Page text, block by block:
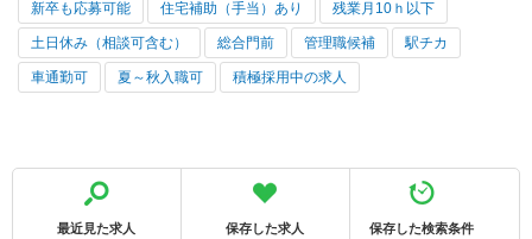
新卒も応募可能 住宅補助（手当）あり 残業月10ｈ以下
土日休み（相談可含む） 総合門前 管理職候補 駅チカ
車通勤可 夏～秋入職可 積極採用中の求人
最近見た求人 保存した求人 保存した検索条件